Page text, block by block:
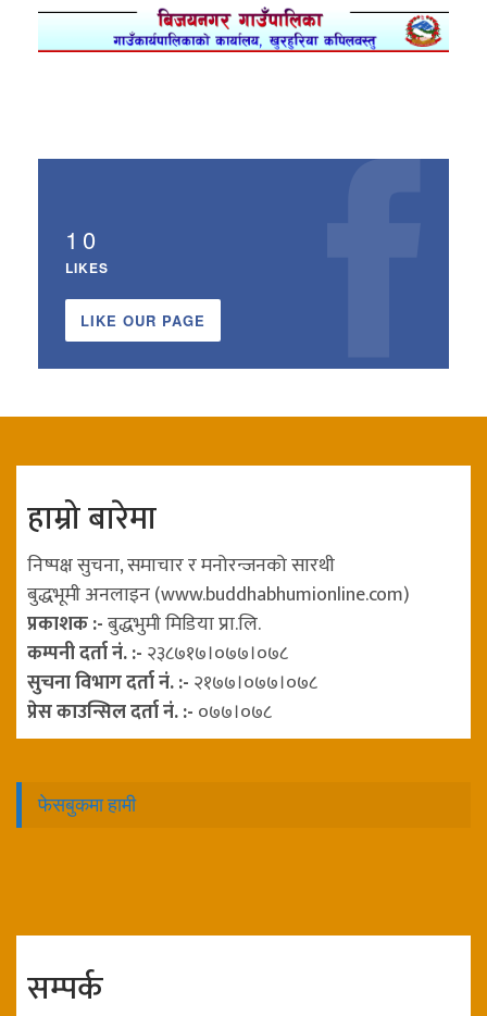
10
LIKES
LIKE OUR PAGE
हाम्रो बारेमा
निष्पक्ष सुचना, समाचार र मनोरन्जनको सारथी
बुद्धभूमी अनलाइन (www.buddhabhumionline.com)
प्रकाशक :-बुद्धभुमी मिडिया प्रा.लि.
कम्पनी दर्ता नं. :- २३८७१७।०७७।०७८
सुचना विभाग दर्ता नं. :- २१७७।०७७।०७८
प्रेस काउन्सिल दर्ता नं. :- ०७७।०७८
फेसबुकमा हामी
सम्पर्क